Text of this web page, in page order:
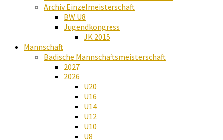
Archiv Einzelmeisterschaft
BW U8
Jugendkongress
JK 2015
Mannschaft
Badische Mannschaftsmeisterschaft
2027
2026
U20
U16
U14
U12
U10
U8